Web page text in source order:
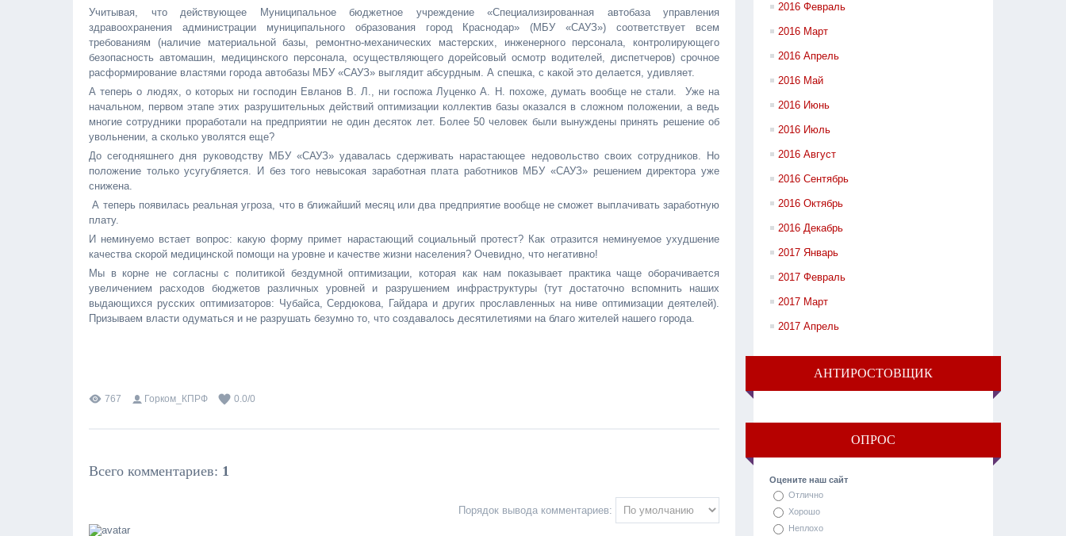
Учитывая, что действующее Муниципальное бюджетное учреждение «Специализированная автобаза управления
здравоохранения администрации муниципального образования город Краснодар» (МБУ «САУЗ») соответствует всем
требованиям (наличие материальной базы, ремонтно-механических мастерских, инженерного персонала, контролирующего
безопасность автомашин, медицинского персонала, осуществляющего дорейсовый осмотр водителей, диспетчеров) срочное
расформирование властями города автобазы МБУ «САУЗ» выглядит абсурдным. А спешка, с какой это делается, удивляет.
А теперь о людях, о которых ни господин Евланов В. Л., ни госпожа Луценко А. Н. похоже, думать вообще не стали. Уже на
начальном, первом этапе этих разрушительных действий оптимизации коллектив базы оказался в сложном положении, а ведь
многие сотрудники проработали на предприятии не один десяток лет. Более 50 человек были вынуждены принять решение об
увольнении, а сколько уволятся еще?
До сегодняшнего дня руководству МБУ «САУЗ» удавалась сдерживать нарастающее недовольство своих сотрудников. Но
положение только усугубляется. И без того невысокая заработная плата работников МБУ «САУЗ» решением директора уже
снижена.
А теперь появилась реальная угроза, что в ближайший месяц или два предприятие вообще не сможет выплачивать заработную
плату.
И неминуемо встает вопрос: какую форму примет нарастающий социальный протест? Как отразится неминуемое ухудшение
качества скорой медицинской помощи на уровне и качестве жизни населения? Очевидно, что негативно!
Мы в корне не согласны с политикой бездумной оптимизации, которая как нам показывает практика чаще оборачивается
увеличением расходов бюджетов различных уровней и разрушением инфраструктуры (тут достаточно вспомнить наших
выдающихся русских оптимизаторов: Чубайса, Сердюкова, Гайдара и других прославленных на ниве оптимизации деятелей).
Призываем власти одуматься и не разрушать безумно то, что создавалось десятилетиями на благо жителей нашего города.
767 Горком_КПРФ 0.0/0
Всего комментариев: 1
Порядок вывода комментариев:
2016 Февраль
2016 Март
2016 Апрель
2016 Май
2016 Июнь
2016 Июль
2016 Август
2016 Сентябрь
2016 Октябрь
2016 Декабрь
2017 Январь
2017 Февраль
2017 Март
2017 Апрель
АНТИРОСТОВЩИК
ОПРОС
Оцените наш сайт
Отлично
Хорошо
Неплохо